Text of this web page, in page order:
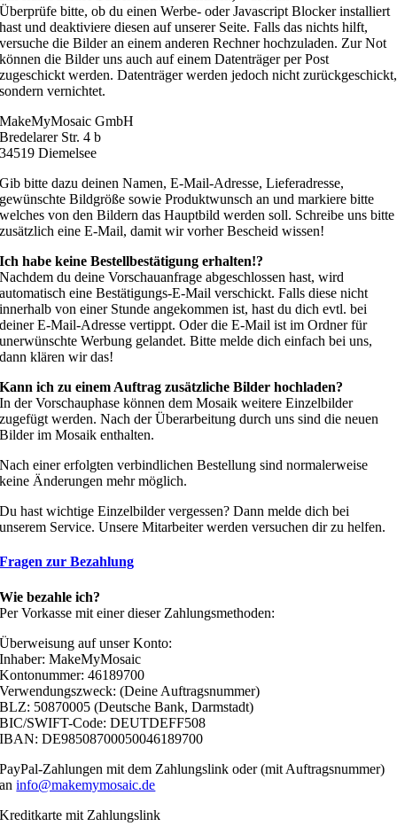
Überprüfe bitte, ob du einen Werbe- oder Javascript Blocker installiert
hast und deaktiviere diesen auf unserer Seite. Falls das nichts hilft,
versuche die Bilder an einem anderen Rechner hochzuladen. Zur Not
können die Bilder uns auch auf einem Datenträger per Post
zugeschickt werden. Datenträger werden jedoch nicht zurückgeschickt,
sondern vernichtet.
MakeMyMosaic GmbH
Bredelarer Str. 4 b
34519 Diemelsee
Gib bitte dazu deinen Namen, E-Mail-Adresse, Lieferadresse,
gewünschte Bildgröße sowie Produktwunsch an und markiere bitte
welches von den Bildern das Hauptbild werden soll. Schreibe uns bitte
zusätzlich eine E-Mail, damit wir vorher Bescheid wissen!
Ich habe keine Bestellbestätigung erhalten!?
Nachdem du deine Vorschauanfrage abgeschlossen hast, wird
automatisch eine Bestätigungs-E-Mail verschickt. Falls diese nicht
innerhalb von einer Stunde angekommen ist, hast du dich evtl. bei
deiner E-Mail-Adresse vertippt. Oder die E-Mail ist im Ordner für
unerwünschte Werbung gelandet. Bitte melde dich einfach bei uns,
dann klären wir das!
Kann ich zu einem Auftrag zusätzliche Bilder hochladen?
In der Vorschauphase können dem Mosaik weitere Einzelbilder
zugefügt werden. Nach der Überarbeitung durch uns sind die neuen
Bilder im Mosaik enthalten.
Nach einer erfolgten verbindlichen Bestellung sind normalerweise
keine Änderungen mehr möglich.
Du hast wichtige Einzelbilder vergessen? Dann melde dich bei
unserem Service. Unsere Mitarbeiter werden versuchen dir zu helfen.
Fragen zur Bezahlung
Wie bezahle ich?
Per Vorkasse mit einer dieser Zahlungsmethoden:
Überweisung auf unser Konto:
Inhaber: MakeMyMosaic
Kontonummer: 46189700
Verwendungszweck: (Deine Auftragsnummer)
BLZ: 50870005 (Deutsche Bank, Darmstadt)
BIC/SWIFT-Code: DEUTDEFF508
IBAN: DE98508700050046189700
PayPal-Zahlungen mit dem Zahlungslink oder (mit Auftragsnummer)
aninfo@makemymosaic.de
Kreditkarte mit Zahlungslink